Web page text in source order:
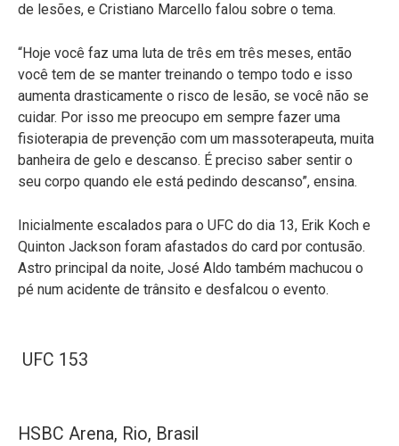
de lesões, e Cristiano Marcello falou sobre o tema.
“Hoje você faz uma luta de três em três meses, então
você tem de se manter treinando o tempo todo e isso
aumenta drasticamente o risco de lesão, se você não se
cuidar. Por isso me preocupo em sempre fazer uma
fisioterapia de prevenção com um massoterapeuta, muita
banheira de gelo e descanso. É preciso saber sentir o
seu corpo quando ele está pedindo descanso”, ensina.
Inicialmente escalados para o UFC do dia 13, Erik Koch e
Quinton Jackson foram afastados do card por contusão.
Astro principal da noite, José Aldo também machucou o
pé num acidente de trânsito e desfalcou o evento.
UFC 153
HSBC Arena, Rio, Brasil